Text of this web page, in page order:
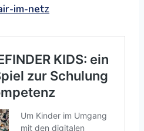
im-netz